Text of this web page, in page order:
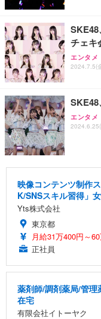
チェキ
エンタメ
2024.7.5(
エンタメ
映像コンテンツ制作
K/SNSスキル習得」
Yts株式会社
東京都
月給31万400円～
正社員
薬剤師/調剤薬局/管
在宅
有限会社イトーヤク